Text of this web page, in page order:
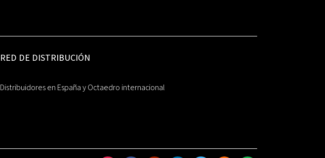
RED DE DISTRIBUCIÓN
Distribuidores en España y Octaedro internacional